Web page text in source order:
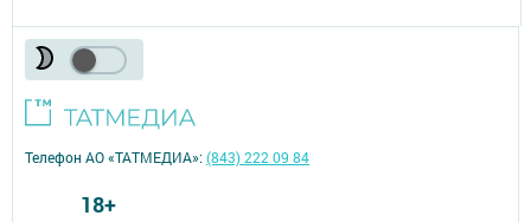
Телефон АО «ТАТМЕДИА»:(843) 222 09 84
18+